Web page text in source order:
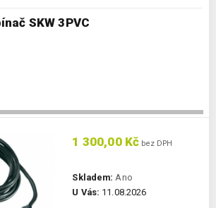
SKW 3PVC
1 300,00 Kč bez DPH
Skladem: Ano
U Vás: 11.08.2026